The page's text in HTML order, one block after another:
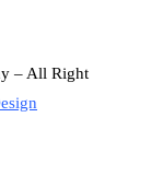
– All Right